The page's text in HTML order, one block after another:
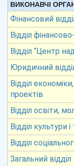
ВИКОНАВЧІ
Фінансовий
Відділ
Відділ “Центр
Юридичний
Відділ
проектів
Відділ освіти,
Відділ культури
Відділ
Загальний відділ